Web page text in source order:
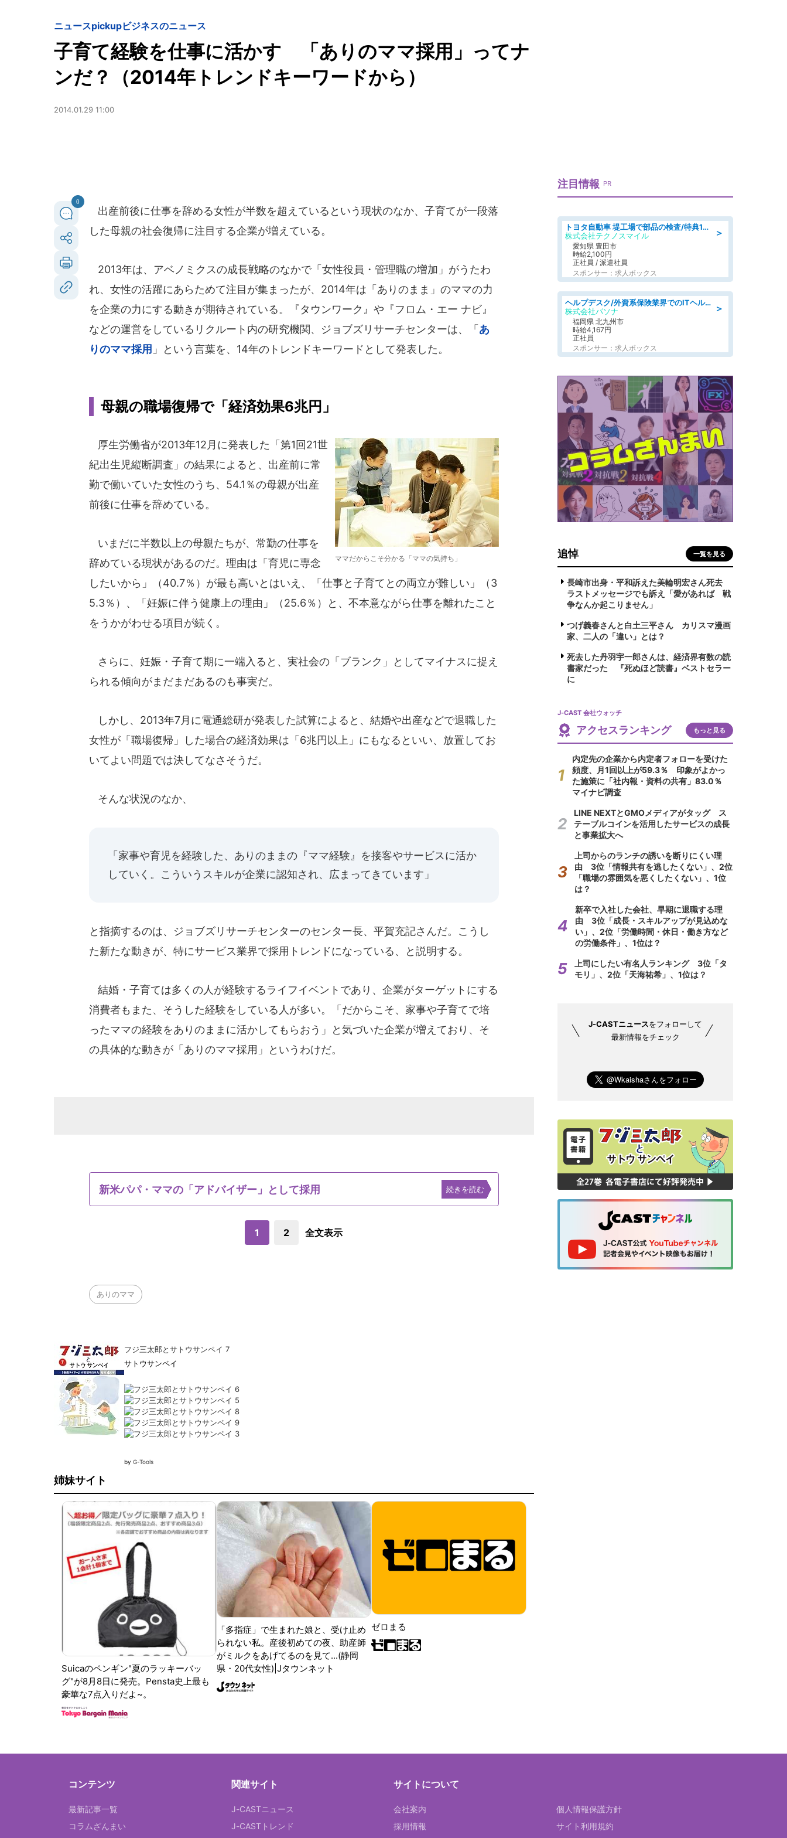
ニュースpickupビジネスのニュース
子育て経験を仕事に活かす 「ありのママ採用」ってナ
ンだ？（2014年トレンドキーワードから）
2014.01.29 11:00
0
出産前後に仕事を辞める女性が半数を超えているという現状のなか、子育てが一段落
した母親の社会復帰に注目する企業が増えている。
2013年は、アベノミクスの成長戦略のなかで「女性役員・管理職の増加」がうたわ
れ、女性の活躍にあらためて注目が集まったが、2014年は「ありのまま」のママの力
を企業の力にする動きが期待されている。『タウンワーク』や『フロム・エー ナビ』
などの運営をしているリクルート内の研究機関、ジョブズリサーチセンターは、「 あ
りのママ採用 」という言葉を、14年のトレンドキーワードとして発表した。
母親の職場復帰で「経済効果6兆円」
ママだからこそ分かる「ママの気持ち」
厚生労働省が2013年12月に発表した「第1回21世
紀出生児縦断調査」の結果によると、出産前に常
勤で働いていた女性のうち、54.1％の母親が出産
前後に仕事を辞めている。
いまだに半数以上の母親たちが、常勤の仕事を
辞めている現状があるのだ。理由は「育児に専念
したいから」（40.7％）が最も高いとはいえ、「仕事と子育てとの両立が難しい」（3
5.3％）、「妊娠に伴う健康上の理由」（25.6％）と、不本意ながら仕事を離れたこと
をうかがわせる項目が続く。
さらに、妊娠・子育て期に一端入ると、実社会の「ブランク」としてマイナスに捉え
られる傾向がまだまだあるのも事実だ。
しかし、2013年7月に電通総研が発表した試算によると、結婚や出産などで退職した
女性が「職場復帰」した場合の経済効果は「6兆円以上」にもなるといい、放置してお
いてよい問題では決してなさそうだ。
そんな状況のなか、
「家事や育児を経験した、ありのままの『ママ経験』を接客やサービスに活か
していく。こういうスキルが企業に認知され、広まってきています」
と指摘するのは、ジョブズリサーチセンターのセンター長、平賀充記さんだ。こうし
た新たな動きが、特にサービス業界で採用トレンドになっている、と説明する。
結婚・子育ては多くの人が経験するライフイベントであり、企業がターゲットにする
消費者もまた、そうした経験をしている人が多い。「だからこそ、家事や子育てで培
ったママの経験をありのままに活かしてもらおう」と気づいた企業が増えており、そ
の具体的な動きが「ありのママ採用」というわけだ。
新米パパ・ママの「アドバイザー」として採用 続きを読む
1 2 全文表示
ありのママ
フジ三太郎とサトウサンペイ 7
サトウサンペイ
by G-Tools
姉妹サイト
Suicaのペンギン"夏のラッキーバッ
グ"が8月8日に発売。Pensta史上最も
豪華な7点入りだよ~。
「多指症」で生まれた娘と、受け止め
られない私。産後初めての夜、助産師
がミルクをあげてるのを見て...(静岡
県・20代女性)|Jタウンネット
ゼロまる
注目情報 PR
＞
トヨタ自動車 堤工場で部品の検査/特典168万/tutumi
株式会社テクノスマイル
愛知県 豊田市
時給2,100円
正社員 / 派遣社員
スポンサー：求人ボックス
＞
ヘルプデスク/外資系保険業界でのITヘルプデスク業務/駅近/即日勤務可/ヘルプデスク
株式会社パソナ
福岡県 北九州市
時給4,167円
正社員
スポンサー：求人ボックス
追悼 一覧を見る
長崎市出身・平和訴えた美輪明宏さん死去
ラストメッセージでも訴え「愛があれば 戦
争なんか起こりません」
つげ義春さんと白土三平さん カリスマ漫画
家、二人の「違い」とは？
死去した丹羽宇一郎さんは、経済界有数の読
書家だった 『死ぬほど読書』ベストセラー
に
J-CAST 会社ウォッチ
アクセスランキング もっと見る
内定先の企業から内定者フォローを受けた
頻度、月1回以上が59.3％ 印象がよかっ
た施策に「社内報・資料の共有」83.0％
マイナビ調査
LINE NEXTとGMOメディアがタッグ ス
テーブルコインを活用したサービスの成長
と事業拡大へ
上司からのランチの誘いを断りにくい理
由 3位「情報共有を逃したくない」、2位
「職場の雰囲気を悪くしたくない」、1位
は？
新卒で入社した会社、早期に退職する理
由 3位「成長・スキルアップが見込めな
い」、2位「労働時間・休日・働き方など
の労働条件」、1位は？
上司にしたい有名人ランキング 3位「タ
モリ」、2位「天海祐希」、1位は？
J-CASTニュースをフォローして
最新情報をチェック
コンテンツ
最新記事一覧
コラムざんまい
関連サイト
J-CASTニュース
J-CASTトレンド
サイトについて
会社案内
採用情報
個人情報保護方針
サイト利用規約